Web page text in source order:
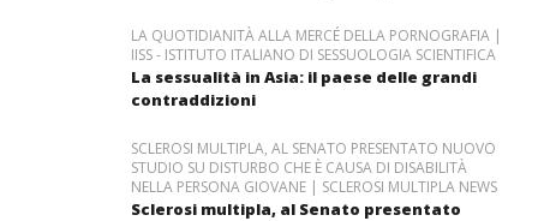
LA QUOTIDIANITÀ ALLA MERCÉ DELLA PORNOGRAFIA |
IISS - ISTITUTO ITALIANO DI SESSUOLOGIA SCIENTIFICA
La sessualità in Asia: il paese delle grandi
contraddizioni
SCLEROSI MULTIPLA, AL SENATO PRESENTATO NUOVO
STUDIO SU DISTURBO CHE È CAUSA DI DISABILITÀ
NELLA PERSONA GIOVANE | SCLEROSI MULTIPLA NEWS
Sclerosi multipla, al Senato presentato